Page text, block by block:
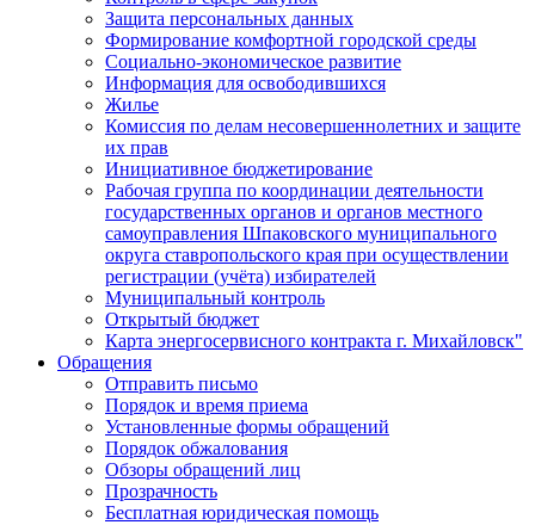
Защита персональных данных
Формирование комфортной городской среды
Социально-экономическое развитие
Информация для освободившихся
Жилье
Комиссия по делам несовершеннолетних и защите
их прав
Инициативное бюджетирование
Рабочая группа по координации деятельности
государственных органов и органов местного
самоуправления Шпаковского муниципального
округа ставропольского края при осуществлении
регистрации (учёта) избирателей
Муниципальный контроль
Открытый бюджет
Карта энергосервисного контракта г. Михайловск"
Обращения
Отправить письмо
Порядок и время приема
Установленные формы обращений
Порядок обжалования
Обзоры обращений лиц
Прозрачность
Бесплатная юридическая помощь